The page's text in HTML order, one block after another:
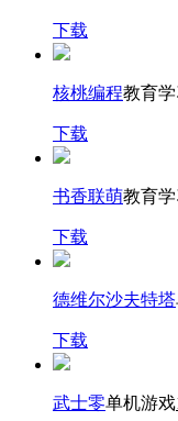
下载
核桃编程教育学
下载
书香联萌教育学
下载
德维尔沙夫特塔
下载
武士零单机游戏